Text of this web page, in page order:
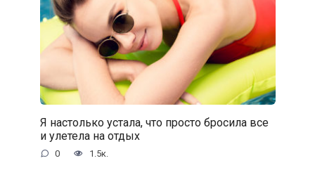
Я настолько устала, что просто бросила все
и улетела на отдых
0 1.5к.